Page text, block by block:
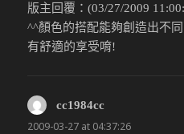
版主回覆：(03/27/2009
^^顏色的搭配能夠創造出不
有舒適的享受唷!
cc1984cc
2009-03-27 at 04:37:26